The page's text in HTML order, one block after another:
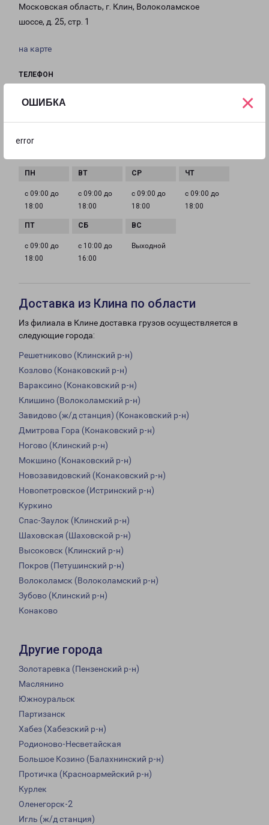
ОШИБКА
error
×
Московская область, г. Клин, Волоколамское
шоссе, д. 25, стр. 1
на карте
ТЕЛЕФОН
с 09:00 до
18:00
с 09:00 до
18:00
с 09:00 до
18:00
с 09:00 до
18:00
с 09:00 до
18:00
с 10:00 до
16:00
Выходной
Доставка из Клина по области
Из филиала в Клине доставка грузов осуществляется в
следующие города:
Решетниково (Клинский р-н)
Козлово (Конаковский р-н)
Вараксино (Конаковский р-н)
Клишино (Волоколамский р-н)
Завидово (ж/д станция) (Конаковский р-н)
Дмитрова Гора (Конаковский р-н)
Ногово (Клинский р-н)
Мокшино (Конаковский р-н)
Новозавидовский (Конаковский р-н)
Новопетровское (Истринский р-н)
Куркино
Спас-Заулок (Клинский р-н)
Шаховская (Шаховской р-н)
Высоковск (Клинский р-н)
Покров (Петушинский р-н)
Волоколамск (Волоколамский р-н)
Зубово (Клинский р-н)
Конаково
Другие города
Золотаревка (Пензенский р-н)
Маслянино
Южноуральск
Партизанск
Хабез (Хабезский р-н)
Родионово-Несветайская
Большое Козино (Балахнинский р-н)
Протичка (Красноармейский р-н)
Курлек
Оленегорск-2
Игль (ж/д станция)